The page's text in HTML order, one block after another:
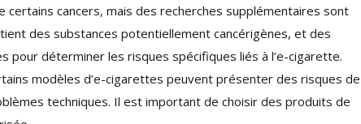
cancers, mais des recherches supplémentaires sont
des substances potentiellement cancérigènes, et des
pour déterminer les risques spécifiques liés à l’e-cigarette.
modèles d’e-cigarettes peuvent présenter des risques de
techniques. Il est important de choisir des produits de